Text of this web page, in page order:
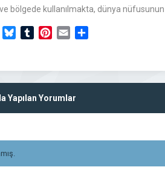
bölgede kullanılmakta, dünya
BlueskyTumblrPinterest
Email
Yapılan Yorumlar